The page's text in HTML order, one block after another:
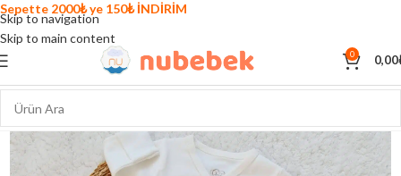
Skip to navigation
Skip to main content
0 0,00
Sepette 2000₺ ye 150₺ İNDİRİM